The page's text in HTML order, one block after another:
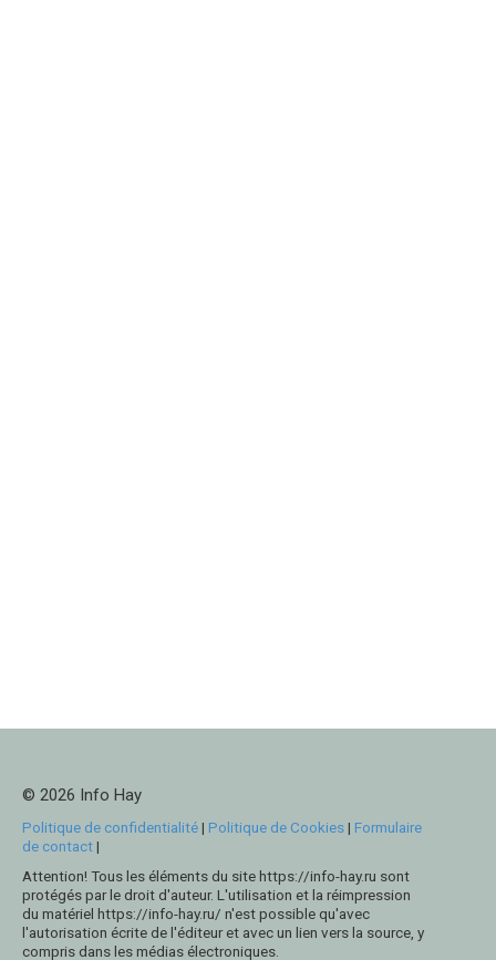
© 2026 Info Hay
Politique de confidentialité| Politique de Cookies| Formulaire
de contact|
Attention! Tous les éléments du site https://info-hay.ru sont
protégés par le droit d'auteur. L'utilisation et la réimpression
du matériel https://info-hay.ru/ n'est possible qu'avec
l'autorisation écrite de l'éditeur et avec un lien vers la source, y
compris dans les médias électroniques.